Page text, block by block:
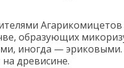
Агарикомицетов
образующих
иногда — эриковыми.
древисине.